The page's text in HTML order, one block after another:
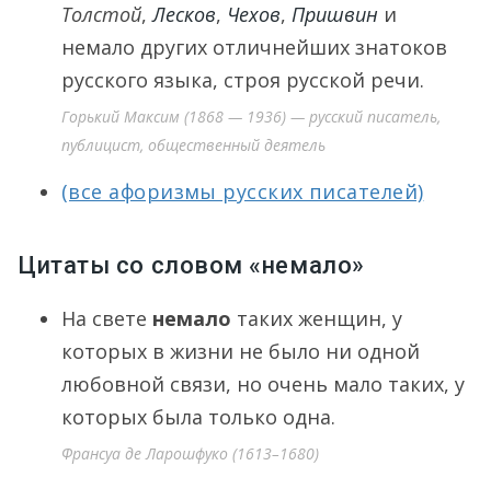
Толстой,Лесков, Чехов, Пришвин и
немало других отличнейших знатоков
русского языка, строя русской речи.
Горький Максим (1868 — 1936) — русский писатель,
публицист, общественный деятель
(все афоризмы русских писателей)
Цитаты со словом «немало»
На свете немало таких женщин, у
которых в жизни не было ни одной
любовной связи, но очень мало таких, у
которых была только одна.
Франсуа де Ларошфуко (1613–1680)